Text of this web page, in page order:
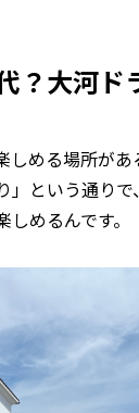
？大河ド
める場所があ
」という通り
めるんです。